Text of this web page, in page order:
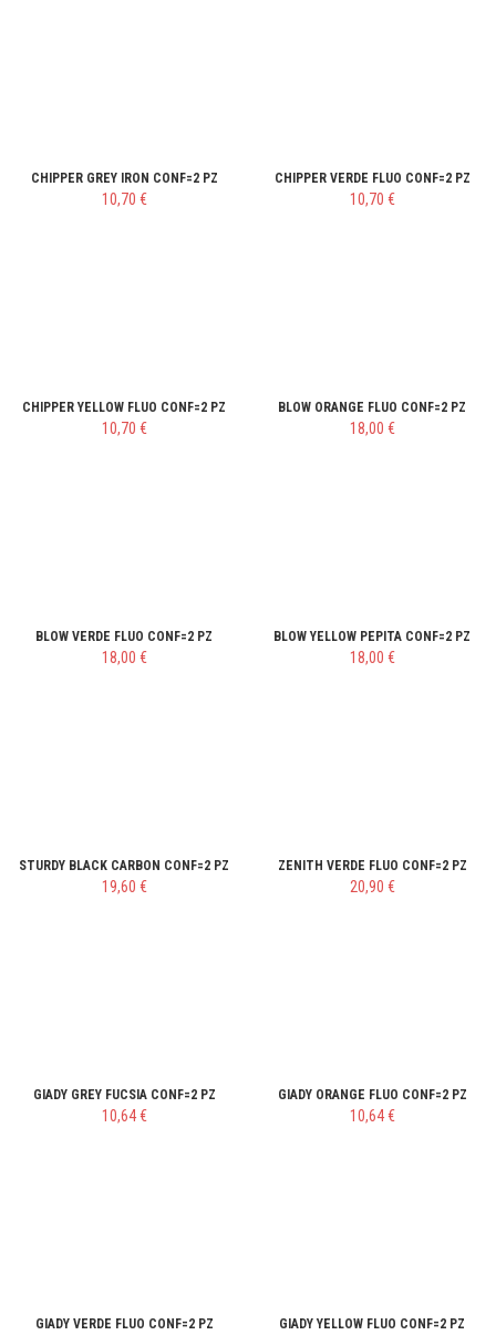
CHIPPER GREY IRON CONF=2 PZ
10,70 €
CHIPPER VERDE FLUO CONF=2 PZ
10,70 €
CHIPPER YELLOW FLUO CONF=2 PZ
10,70 €
BLOW ORANGE FLUO CONF=2 PZ
18,00 €
BLOW VERDE FLUO CONF=2 PZ
18,00 €
BLOW YELLOW PEPITA CONF=2 PZ
18,00 €
STURDY BLACK CARBON CONF=2 PZ
19,60 €
ZENITH VERDE FLUO CONF=2 PZ
20,90 €
GIADY GREY FUCSIA CONF=2 PZ
10,64 €
GIADY ORANGE FLUO CONF=2 PZ
10,64 €
GIADY VERDE FLUO CONF=2 PZ GIADY YELLOW FLUO CONF=2 PZ